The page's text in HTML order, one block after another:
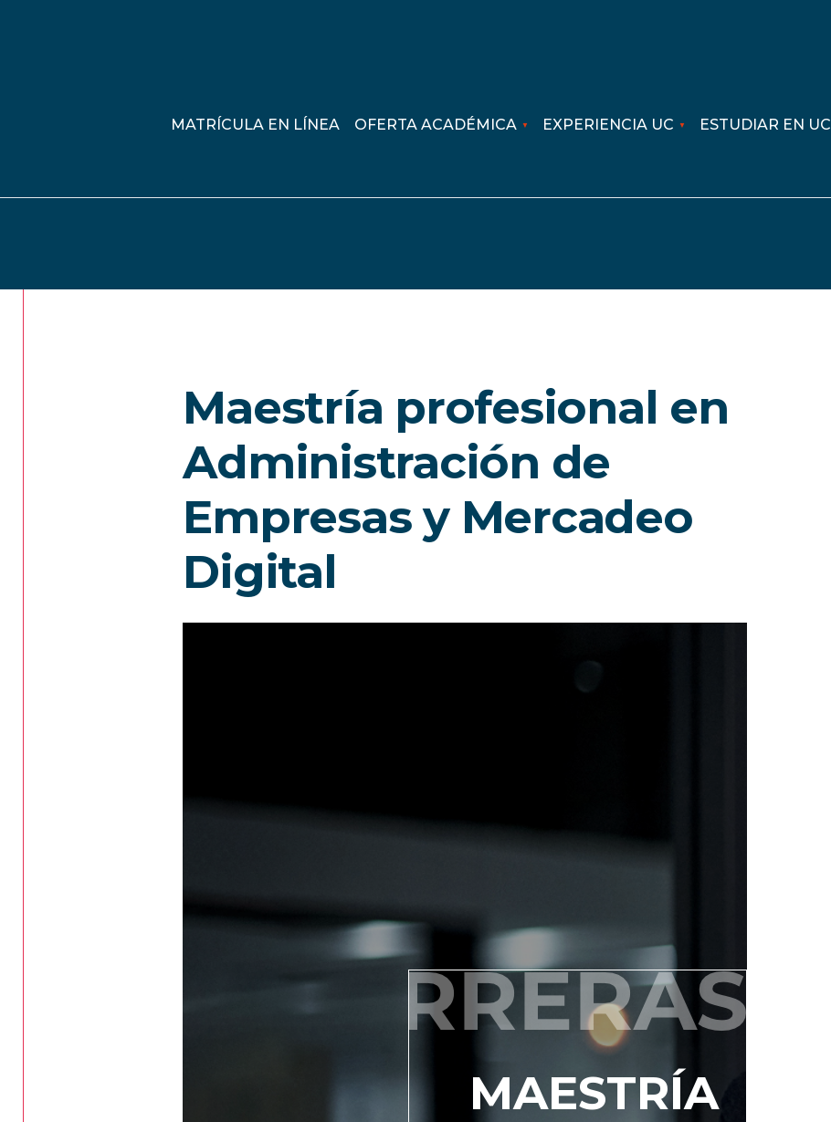
MATRÍCULA EN LÍNEA OFERTA ACADÉMICA EXPERIENCIA UC ESTUDIAR EN UC
Maestría profesional en
Administración de
Empresas y Mercadeo
Digital
MAESTRÍA